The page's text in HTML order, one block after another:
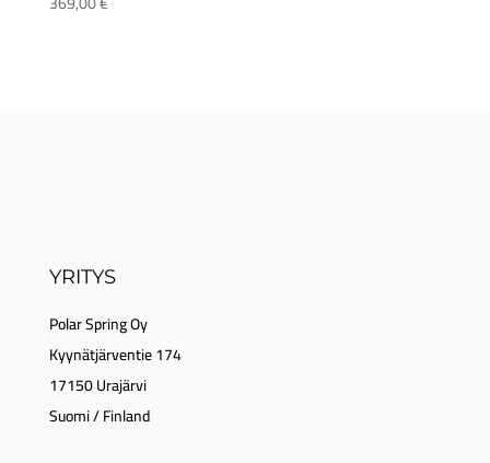
YRITYS
Polar Spring Oy
Kyynätjärventie 174
17150 Urajärvi
Suomi / Finland